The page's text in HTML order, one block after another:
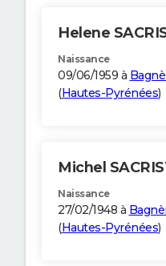
Helene
Naissance
09/06/1959 à
(Hautes-Pyrénées)
Michel
Naissance
27/02/1948 à
(Hautes-Pyrénées)